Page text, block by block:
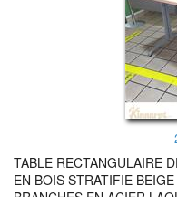
TABLE RECTANGULAIRE
EN BOIS STRATIFIE